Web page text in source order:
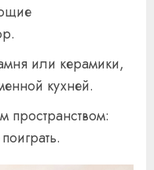
или керамики,
кухней.
пространством: